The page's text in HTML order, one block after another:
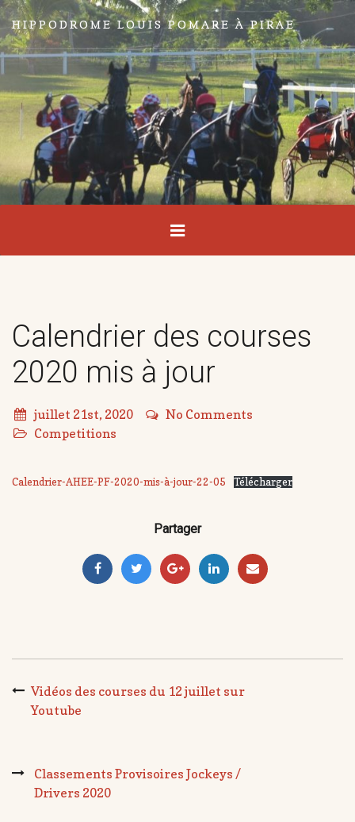
HIPPODROME LOUIS POMARE À PIRAE
Calendrier des courses
2020 mis à jour
juillet 21st, 2020
No Comments
Competitions
Calendrier-AHEE-PF-2020-mis-à-jour-22-05 Télécharger
Partager
Vidéos des courses du 12 juillet sur
Youtube
Classements Provisoires Jockeys /
Drivers 2020